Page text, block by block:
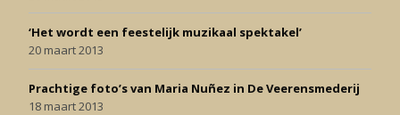
‘Het wordt een feestelijk muzikaal spektakel’
20 maart 2013
Prachtige foto’s van Maria Nuñez in De Veerensmederij
18 maart 2013